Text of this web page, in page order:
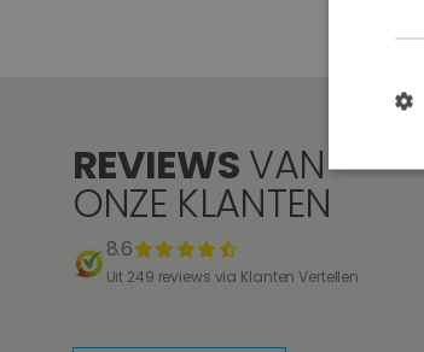
REVIEWS VAN
ONZE KLANTEN
8.6
Uit 249 reviews via Klanten Vertellen